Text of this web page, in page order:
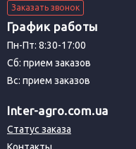
Заказать звонок
График работы
Пн-Пт: 8:30-17:00
Сб: прием заказов
Вс: прием заказов
Inter-agro.com.ua
Статус заказа